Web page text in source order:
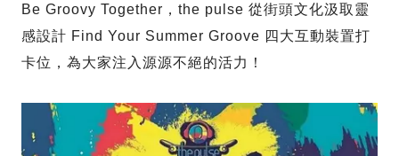
Be Groovy Together，the pulse 從街頭文化汲取靈
感設計 Find Your Summer Groove 四大互動裝置打
卡位，為大家注入源源不絕的活力！